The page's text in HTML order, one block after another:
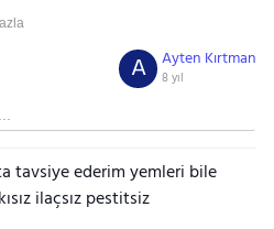
Ayten Kırtman
8 yıl
A
tavsiye ederim yemleri bile
ilaçsız pestitsiz